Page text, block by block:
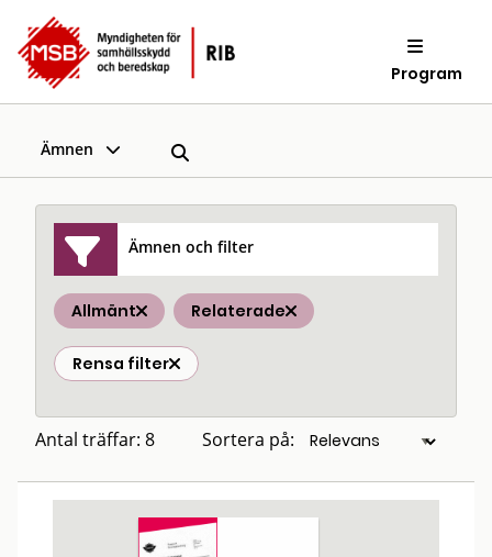
Program
Ämnen
Ämnen och filter
Allmänt Relaterade
Rensa filter
Antal träffar: 8 Sortera på: